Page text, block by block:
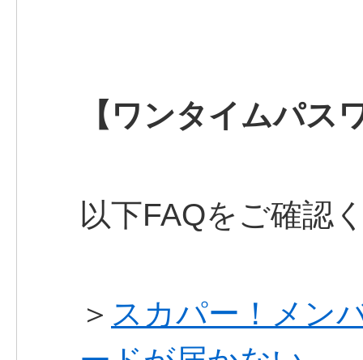
【ワンタイムパス
以下FAQをご確認
＞ スカパー！メン